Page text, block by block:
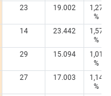
23 19.002
1,27
%
14 23.442
1,57
%
29 15.094
1,01
%
27 17.003
1,14
%